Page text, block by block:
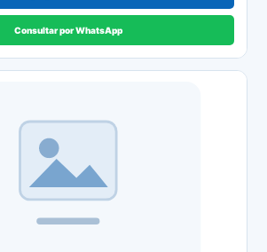
Consultar por WhatsApp